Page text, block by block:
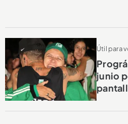
Útil para
junio